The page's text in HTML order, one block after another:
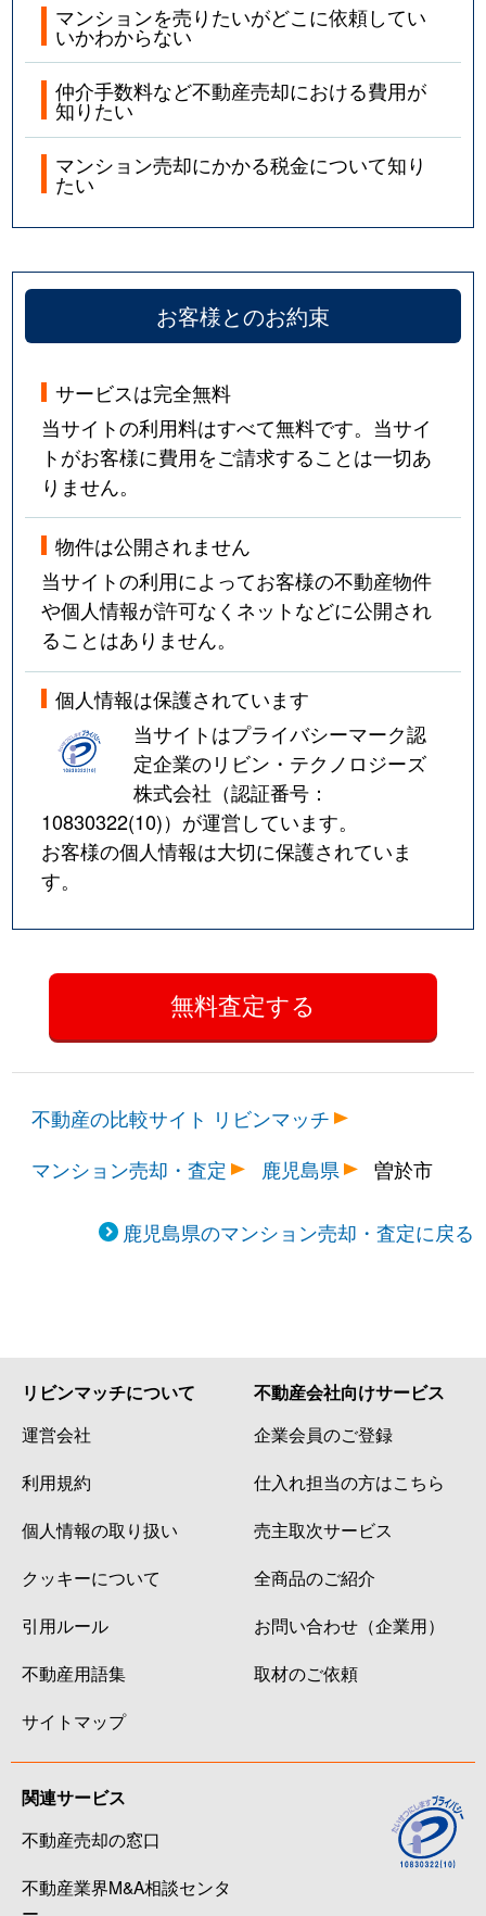
マンションを売りたいがどこに依頼してい
いかわからない
仲介手数料など不動産売却における費用が
知りたい
マンション売却にかかる税金について知り
たい
お客様とのお約束
サービスは完全無料
当サイトの利用料はすべて無料です。当サイ
トがお客様に費用をご請求することは一切あ
りません。
物件は公開されません
当サイトの利用によってお客様の不動産物件
や個人情報が許可なくネットなどに公開され
ることはありません。
個人情報は保護されています
当サイトはプライバシーマーク認
定企業のリビン・テクノロジーズ
株式会社（認証番号：
10830322(10)）が運営しています。
お客様の個人情報は大切に保護されていま
す。
不動産の比較サイト リビンマッチ
マンション売却・査定
鹿児島県 曽於市
鹿児島県のマンション売却・査定に戻る
リビンマッチについて
運営会社
利用規約
個人情報の取り扱い
クッキーについて
引用ルール
不動産用語集
サイトマップ
不動産会社向けサービス
企業会員のご登録
仕入れ担当の方はこちら
売主取次サービス
全商品のご紹介
お問い合わせ（企業用）
取材のご依頼
関連サービス
不動産売却の窓口
不動産業界M&A相談センタ